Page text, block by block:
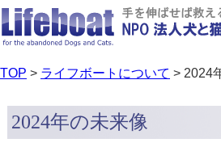
TOP > ライフボートについて > 2024
2024年の未来像